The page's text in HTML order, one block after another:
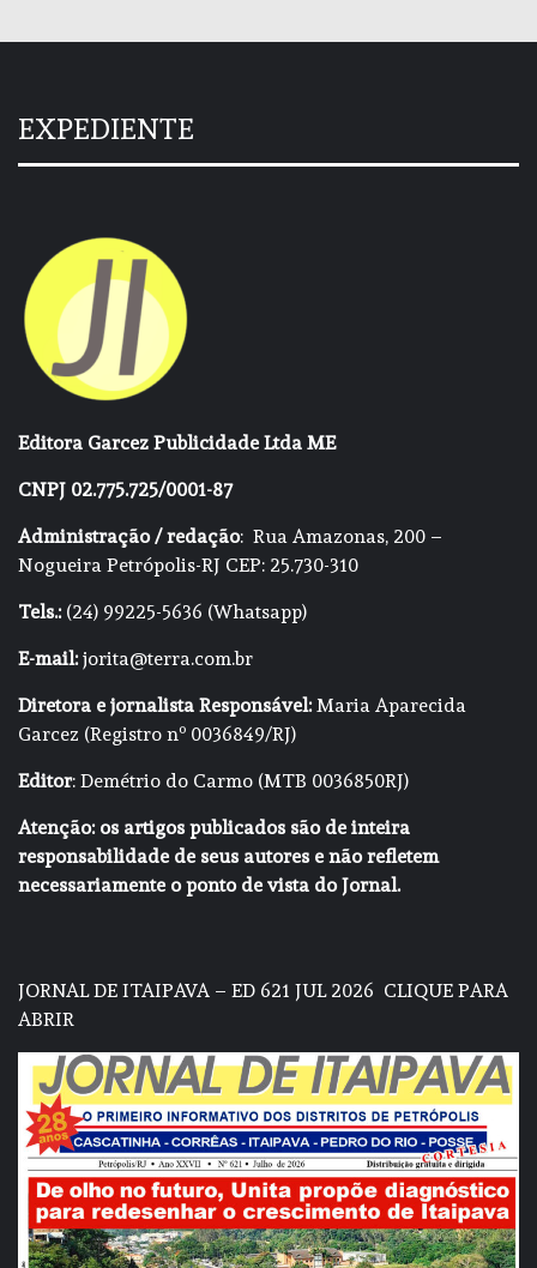
EXPEDIENTE
Editora Garcez Publicidade Ltda ME
CNPJ 02.775.725/0001-87
Administração / redação: Rua Amazonas, 200 –
Nogueira Petrópolis-RJ CEP: 25.730-310
Tels.:(24) 99225-5636 (Whatsapp)
E-mail:jorita@terra.com.br
Diretora e jornalista Responsável:Maria Aparecida
Garcez (Registro nº 0036849/RJ)
Editor: Demétrio do Carmo (MTB 0036850RJ)
Atenção: os artigos publicados são de inteira
responsabilidade de seus autores e não refletem
necessariamente o ponto de vista do Jornal.
JORNAL DE ITAIPAVA – ED 621 JUL 2026 CLIQUE PARA
ABRIR